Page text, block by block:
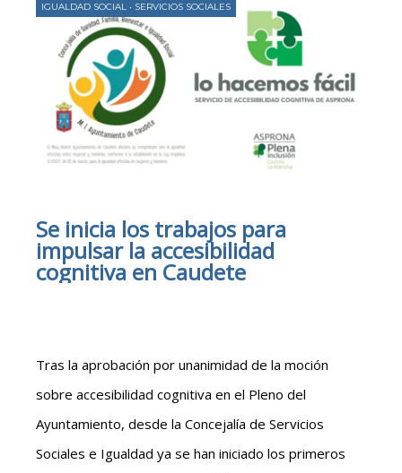
IGUALDAD SOCIAL • SERVICIOS SOCIALES
Se inicia los trabajos para
impulsar la accesibilidad
cognitiva en Caudete
Tras la aprobación por unanimidad de la moción
sobre accesibilidad cognitiva en el Pleno del
Ayuntamiento, desde la Concejalía de Servicios
Sociales e Igualdad ya se han iniciado los primeros